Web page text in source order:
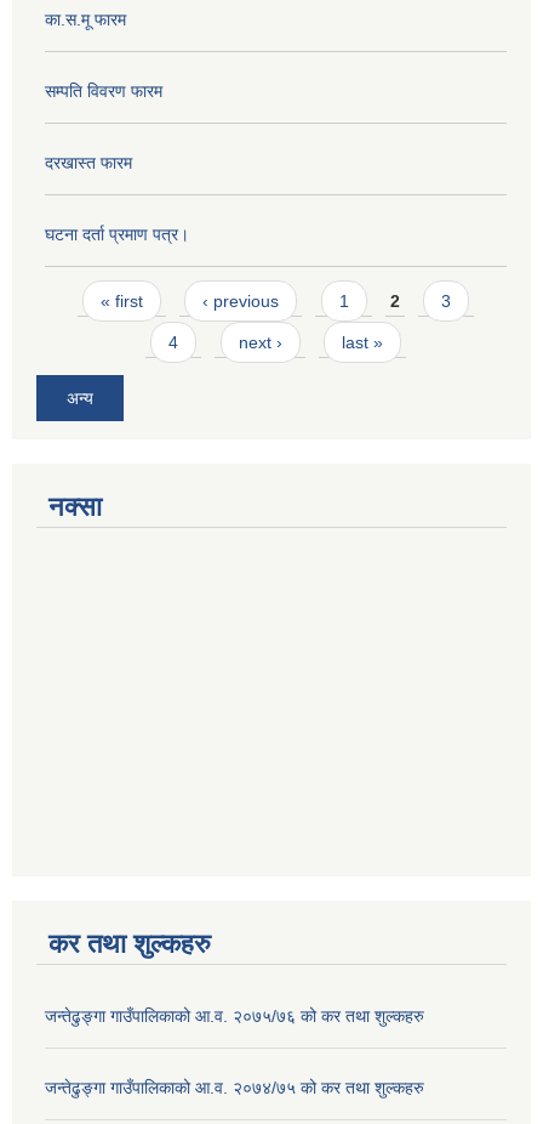
का.स.मू फारम
सम्पति विवरण फारम
दरखास्त फारम
घटना दर्ता प्रमाण पत्र।
Pages
« first ‹ previous 1 2 3
4 next › last »
अन्य
नक्सा
कर तथा शुल्कहरु
जन्तेढुङ्गा गाउँपालिकाको आ.व. २०७५/७६ को कर तथा शुल्कहरु
जन्तेढुङ्गा गाउँपालिकाको आ.व. २०७४/७५ को कर तथा शुल्कहरु